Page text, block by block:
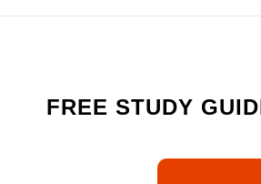
FREE STUDY